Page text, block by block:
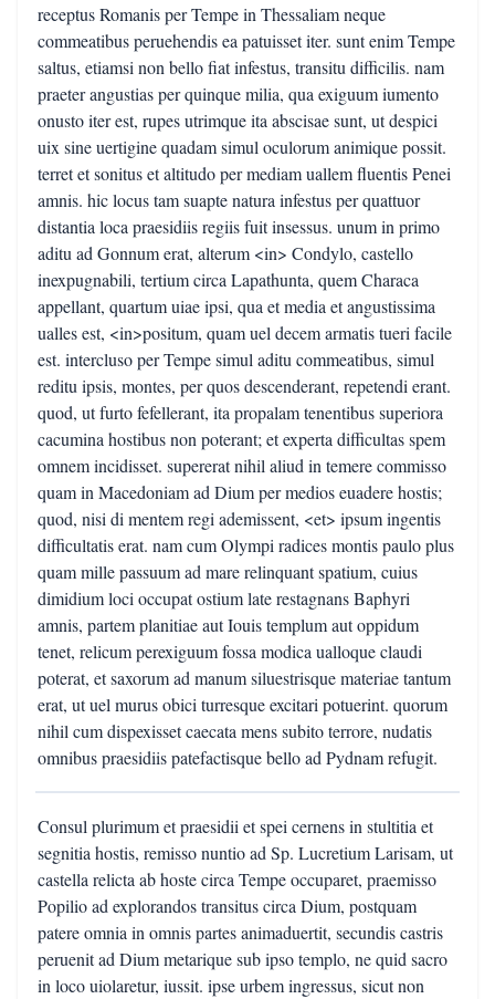
receptus Romanis per Tempe in Thessaliam neque
commeatibus peruehendis ea patuisset iter. sunt enim Tempe
saltus, etiamsi non bello fiat infestus, transitu difficilis. nam
praeter angustias per quinque milia, qua exiguum iumento
onusto iter est, rupes utrimque ita abscisae sunt, ut despici
uix sine uertigine quadam simul oculorum animique possit.
terret et sonitus et altitudo per mediam uallem fluentis Penei
amnis. hic locus tam suapte natura infestus per quattuor
distantia loca praesidiis regiis fuit insessus. unum in primo
aditu ad Gonnum erat, alterum <in> Condylo, castello
inexpugnabili, tertium circa Lapathunta, quem Characa
appellant, quartum uiae ipsi, qua et media et angustissima
ualles est, <in>positum, quam uel decem armatis tueri facile
est. intercluso per Tempe simul aditu commeatibus, simul
reditu ipsis, montes, per quos descenderant, repetendi erant.
quod, ut furto fefellerant, ita propalam tenentibus superiora
cacumina hostibus non poterant; et experta difficultas spem
omnem incidisset. supererat nihil aliud in temere commisso
quam in Macedoniam ad Dium per medios euadere hostis;
quod, nisi di mentem regi ademissent, <et> ipsum ingentis
difficultatis erat. nam cum Olympi radices montis paulo plus
quam mille passuum ad mare relinquant spatium, cuius
dimidium loci occupat ostium late restagnans Baphyri
amnis, partem planitiae aut Iouis templum aut oppidum
tenet, relicum perexiguum fossa modica ualloque claudi
poterat, et saxorum ad manum siluestrisque materiae tantum
erat, ut uel murus obici turresque excitari potuerint. quorum
nihil cum dispexisset caecata mens subito terrore, nudatis
omnibus praesidiis patefactisque bello ad Pydnam refugit.
Consul plurimum et praesidii et spei cernens in stultitia et
segnitia hostis, remisso nuntio ad Sp. Lucretium Larisam, ut
castella relicta ab hoste circa Tempe occuparet, praemisso
Popilio ad explorandos transitus circa Dium, postquam
patere omnia in omnis partes animaduertit, secundis castris
peruenit ad Dium metarique sub ipso templo, ne quid sacro
in loco uiolaretur, iussit. ipse urbem ingressus, sicut non